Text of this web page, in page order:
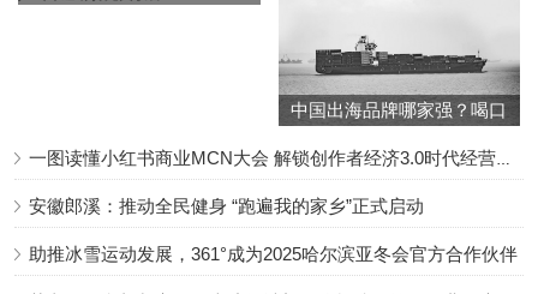
中国出海品牌哪家强？喝口
安徽郎溪：推动全民健身 “跑遍我的家乡”正式启动
助推冰雪运动发展，361°成为2025哈尔滨亚冬会官方合作伙伴